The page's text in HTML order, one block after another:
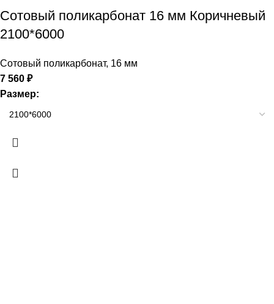
Сотовый поликарбонат 16 мм Коричневый
2100*6000
Сотовый поликарбонат, 16 мм
7 560 ₽
Размер: